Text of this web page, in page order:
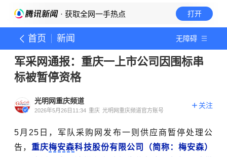
· 获取全网一手热点 打开
首页 新闻 无障碍
军采网通报：重庆一上市公司因围标串
标被暂停资格
光明网重庆频道
2026年5月26日11:34 重庆 光明网重庆频道官方账号
关注
5月25日， 军队采购网发布一则供应商暂停处理公
告， 重庆梅安森科技股份有限公司（简称：梅安森）